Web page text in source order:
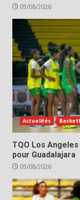
05/08/2026
Actualités
TQO Los
pour Guadalajara
05/08/2026